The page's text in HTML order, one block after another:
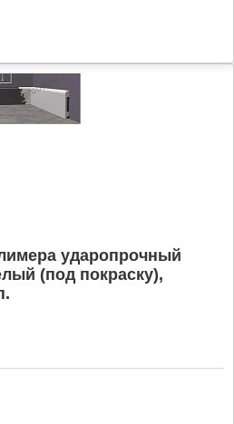
ударопрочный
(под покраску),